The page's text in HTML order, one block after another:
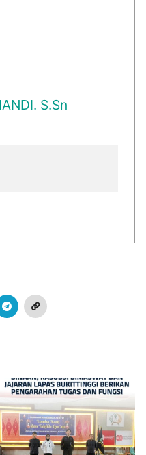
S.Sn